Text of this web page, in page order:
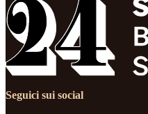
Seguici sui social